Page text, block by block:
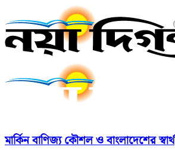
মার্কিন বাণিজ্য কৌশল ও বাংলাদেশের স্বার্থ